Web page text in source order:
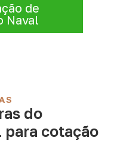
de
Naval
do
para cotação